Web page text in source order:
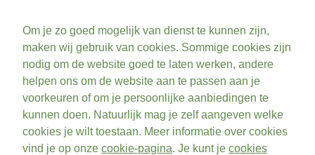
Om je zo goed mogelijk van dienst te kunnen zijn,
maken wij gebruik van cookies. Sommige cookies zijn
nodig om de website goed te laten werken, andere
helpen ons om de website aan te passen aan je
voorkeuren of om je persoonlijke aanbiedingen te
kunnen doen. Natuurlijk mag je zelf aangeven welke
cookies je wilt toestaan. Meer informatie over cookies
vind je op onze cookie-pagina. Je kunt je cookies